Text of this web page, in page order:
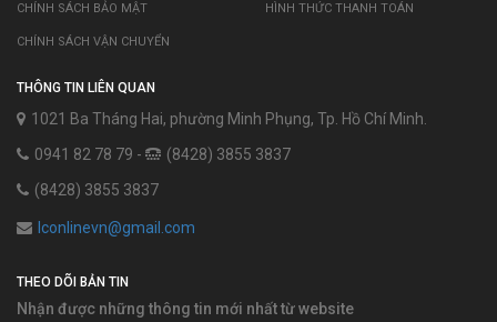
CHÍNH SÁCH BẢO MẬT
CHÍNH SÁCH VẬN CHUYỂN
HÌNH THỨC THANH TOÁN
THÔNG TIN LIÊN QUAN
1021 Ba Tháng Hai, phường Minh Phụng, Tp. Hồ Chí Minh.
0941 82 78 79 -
(8428) 3855 3837
(8428) 3855 3837
lconlinevn@gmail.com
THEO DÕI BẢN TIN
Nhận được những thông tin mới nhất từ website